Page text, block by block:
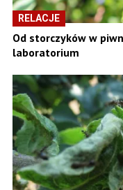
RELACJE
Od storczyków w
laboratorium